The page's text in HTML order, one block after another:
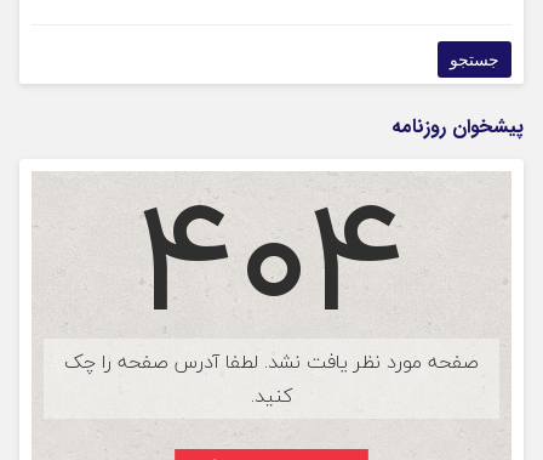
پیشخوان روزنامه